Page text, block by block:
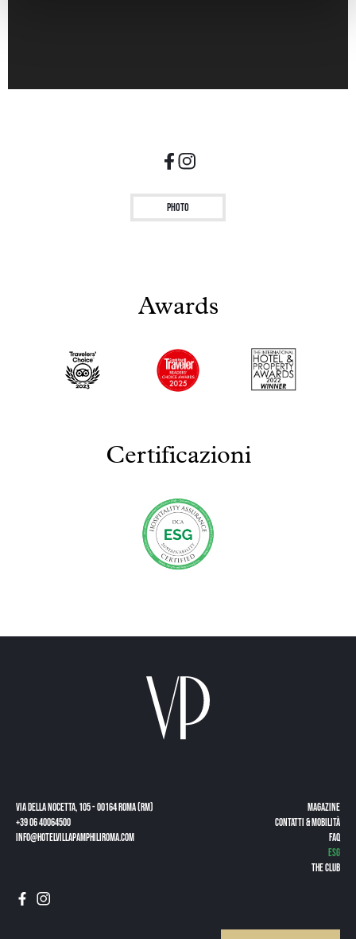
Photo
Awards
Certificazioni
Via della Nocetta, 105 - 00164 Roma (RM)
+39 06 40064500
info@hotelvillapamphiliroma.com
Magazine
CONTATTI & MOBILITÀ
FAQ
ESG
The Club